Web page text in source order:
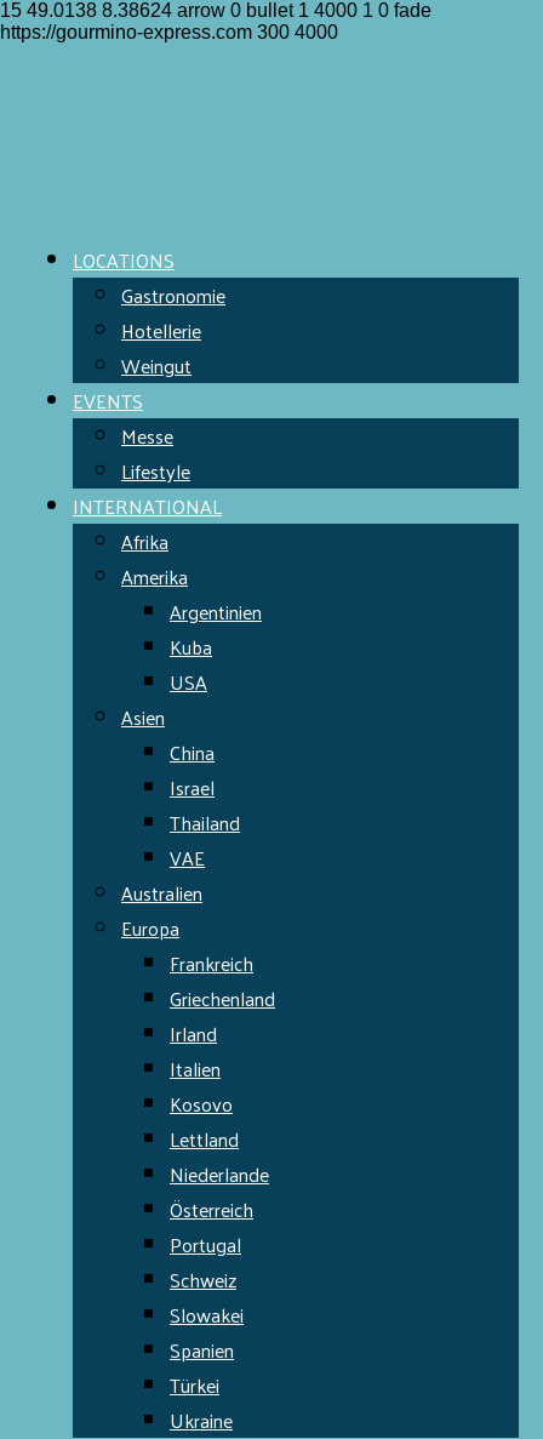
15 49.0138 8.38624 arrow 0 bullet 1 4000 1 0 fade
https://gourmino-express.com 300 4000
LOCATIONS
Gastronomie
Hotellerie
Weingut
EVENTS
Messe
Lifestyle
INTERNATIONAL
Afrika
Amerika
Argentinien
Kuba
USA
Asien
China
Israel
Thailand
VAE
Australien
Europa
Frankreich
Griechenland
Irland
Italien
Kosovo
Lettland
Niederlande
Österreich
Portugal
Schweiz
Slowakei
Spanien
Türkei
Ukraine